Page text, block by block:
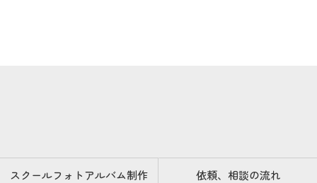
スクールフォトアルバム制作 依頼、相談の流れ